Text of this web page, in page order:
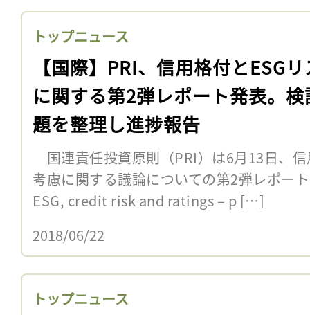
トップニュース
【国際】PRI、信用格付とESG
に関する第2弾レポート発表。
題を整理し進捗報告
国連責任投資原則（PRI）は6月13日、
考慮に関する議論についての第2弾レポ
ESG, credit risk and ratings – p […]
2018/06/22
トップニュース